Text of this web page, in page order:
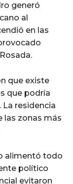
generó
al
en las
que existe
que podría
residencia
las zonas más
alimentó todo
político
evitaron